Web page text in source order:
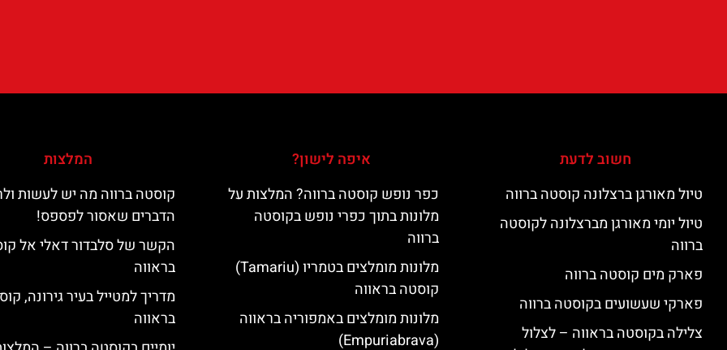
חשוב לדעת
טיול מאורגן ברצלונה קוסטה ברווה
טיול יומי מאורגן מברצלונה לקוסטה
ברווה
פארק מים קוסטה ברווה
פארקי שעשועים בקוסטה ברווה
צלילה בקוסטה בראווה – לצלול
איפה לישון?
כפר נופש קוסטה ברווה? המלצות על
מלונות בתוך כפרי נופש בקוסטה
ברווה
מלונות מומלצים בטמריו (Tamariu)
קוסטה בראווה
מלונות מומלצים באמפוריה בראווה
(Empuriabrava)
המלצות
קוסטה ברווה מה יש לעשות
הדברים שאסור לפספס!
הקשר של סלבדור דאלי אל
בראווה
מדריך למטייל בעיר גירונה,
בראווה